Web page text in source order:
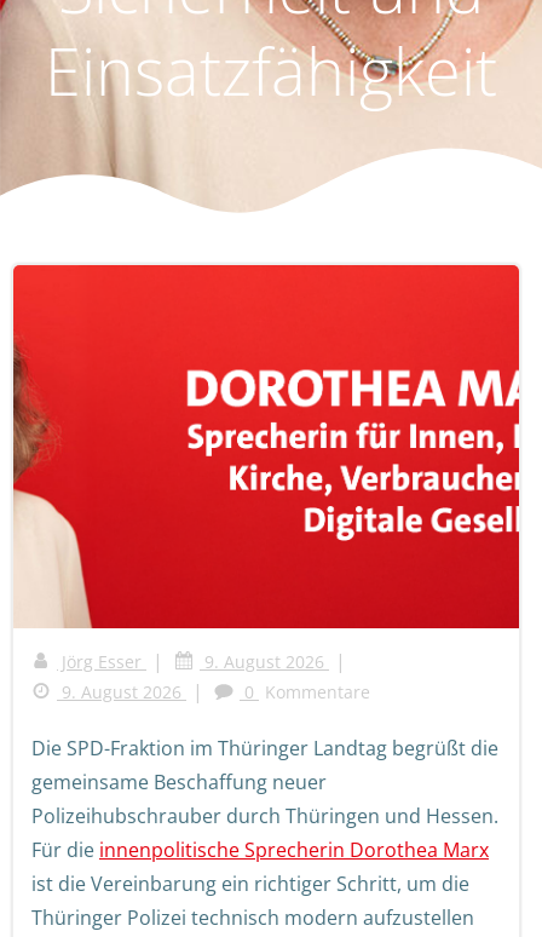
Einsatzfähigkeit
Jörg Esser | 9. August 2026 |
9. August 2026 | 0 Kommentare
Die SPD-Fraktion im Thüringer Landtag begrüßt die
gemeinsame Beschaffung neuer
Polizeihubschrauber durch Thüringen und Hessen.
Für die innenpolitische Sprecherin Dorothea Marx
ist die Vereinbarung ein richtiger Schritt, um die
Thüringer Polizei technisch modern aufzustellen